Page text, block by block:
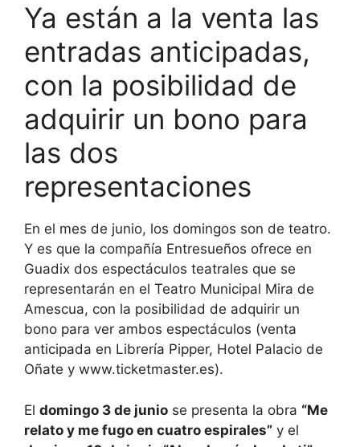
Ya están a la venta las
entradas anticipadas,
con la posibilidad de
adquirir un bono para
las dos
representaciones
En el mes de junio, los domingos son de teatro.
Y es que la compañía Entresueños ofrece en
Guadix dos espectáculos teatrales que se
representarán en el Teatro Municipal Mira de
Amescua, con la posibilidad de adquirir un
bono para ver ambos espectáculos (venta
anticipada en Librería Pipper, Hotel Palacio de
Oñate y www.ticketmaster.es).
El domingo 3 de junio se presenta la obra “Me
relato y me fugo en cuatro espirales” y el